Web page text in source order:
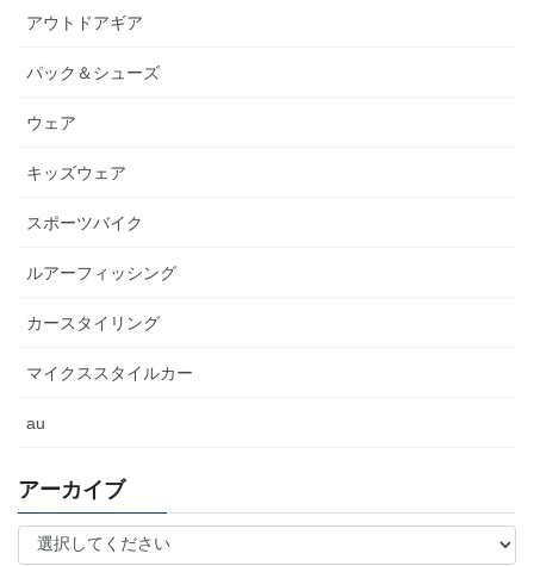
アウトドアギア
パック＆シューズ
ウェア
キッズウェア
スポーツバイク
ルアーフィッシング
カースタイリング
マイクススタイルカー
au
アーカイブ